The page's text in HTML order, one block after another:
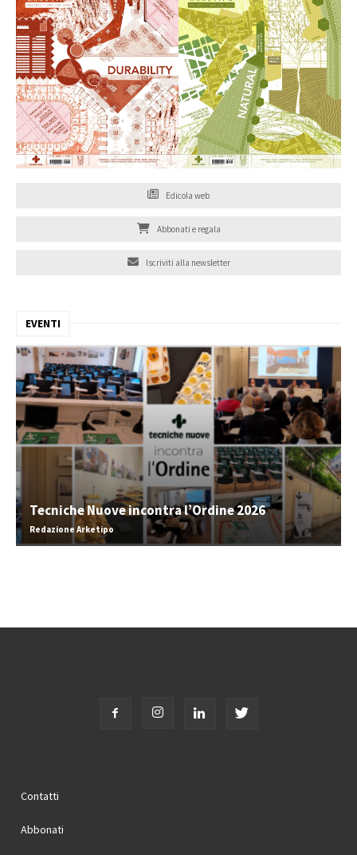
Edicola web
Abbonati e regala
Iscriviti alla newsletter
EVENTI
Tecniche Nuove incontra l’Ordine 2026
Redazione Arketipo
Contatti
Abbonati